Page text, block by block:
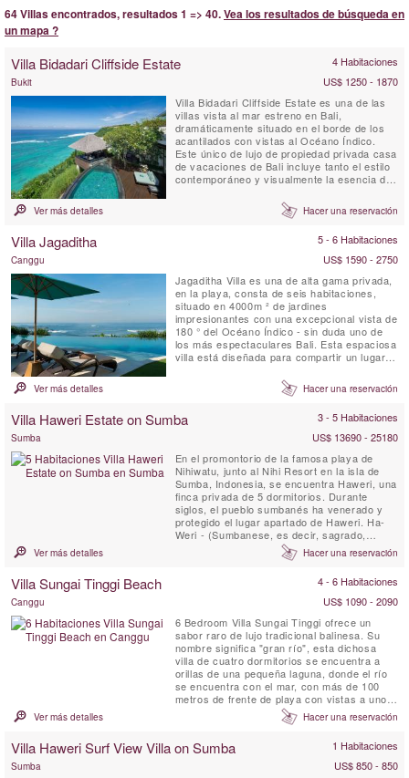
64 Villas encontrados, resultados 1 => 40.Vea los resultados de búsqueda en
un mapa ?
Villa Bidadari Cliffside Estate 4 Habitaciones
Bukit
US$ 1250 - 1870
Villa Bidadari Cliffside Estate es una de las
villas vista al mar estreno en Bali,
dramáticamente situado en el borde de los
acantilados con vistas al Océano Índico.
Este único de lujo de propiedad privada casa
de vacaciones de Bali incluye tanto el estilo
contemporáneo y visualmente la esencia de
espectaculares en la residencia principal y
un dormitorio con baño en cuarto lugar, una
Ver más detalles Hacer una reservación
Villa Jagaditha 5 - 6 Habitaciones
Canggu
US$ 1590 - 2750
Jagaditha Villa es una de alta gama privada,
en la playa, consta de seis habitaciones,
situado en 4000m ² de jardines
impresionantes con una excepcional vista de
180 ° del Océano Índico - sin duda uno de
los más espectaculares Bali. Esta espaciosa
villa está diseñada para compartir un lugar
Si usted es 2 o 12, el personal encantador y
atento se hará cargo de todas sus
Ver más detalles Hacer una reservación
Villa Haweri Estate on Sumba 3 - 5 Habitaciones
Sumba
US$ 13690 - 25180
En el promontorio de la famosa playa de
Nihiwatu, junto al Nihi Resort en la isla de
Sumba, Indonesia, se encuentra Haweri, una
finca privada de 5 dormitorios. Durante
siglos, el pueblo sumbanés ha venerado y
protegido el lugar apartado de Haweri. Ha-
Weri - (Sumbanese, es decir, sagrado,
vigilado, protegido) Haweri Estate es el
punto focal de energía positiva, un lugar de
por el mar y respaldado por una prístina
Ver más detalles Hacer una reservación
Villa Sungai Tinggi Beach 4 - 6 Habitaciones
Canggu
US$ 1090 - 2090
6 Bedroom Villa Sungai Tinggi ofrece un
sabor raro de lujo tradicional balinesa. Su
nombre significa "gran río", esta dichosa
villa de cuatro dormitorios se encuentra a
orillas de una pequeña laguna, donde el río
se encuentra con el mar, con más de 100
metros de frente de playa con vistas a uno
de los saltos de surf infames de Canggu.
Ver más detalles Hacer una reservación
Villa Haweri Surf View Villa on Sumba 1 Habitaciones
Sumba
US$ 850 - 850